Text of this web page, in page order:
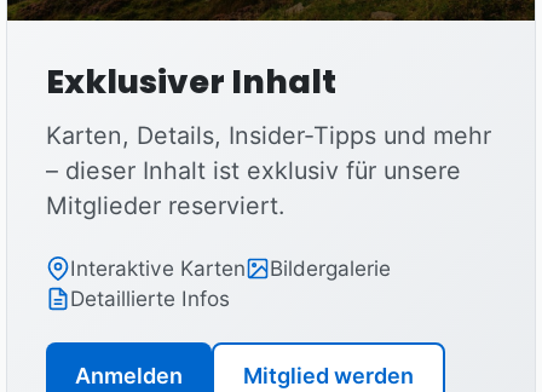
Exklusiver Inhalt
Karten, Details, Insider-Tipps und mehr
– dieser Inhalt ist exklusiv für unsere
Mitglieder reserviert.
Interaktive Karten
Bildergalerie
Detaillierte Infos
Anmelden Mitglied werden